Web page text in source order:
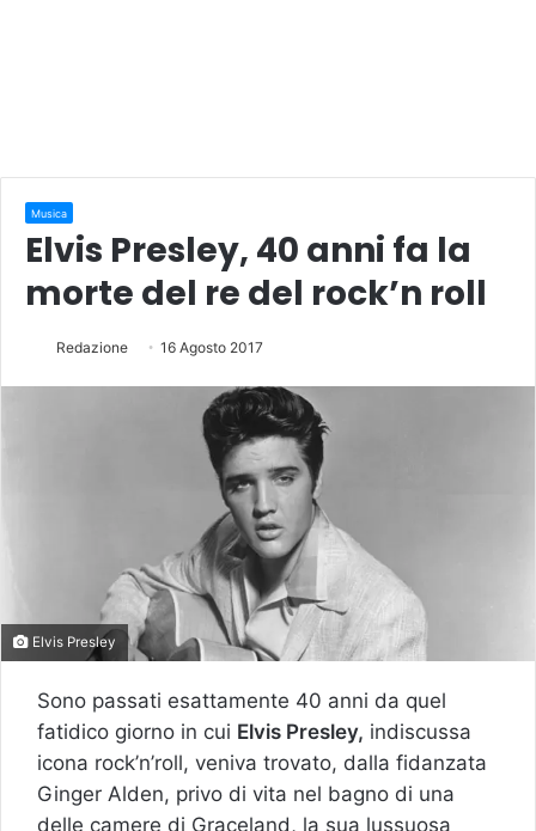
Musica
Elvis Presley, 40 anni fa la
morte del re del rock’n roll
Redazione 16 Agosto 2017
Elvis Presley
Sono passati esattamente 40 anni da quel
fatidico giorno in cui Elvis Presley, indiscussa
icona rock’n’roll, veniva trovato, dalla fidanzata
Ginger Alden, privo di vita nel bagno di una
delle camere di Graceland, la sua lussuosa